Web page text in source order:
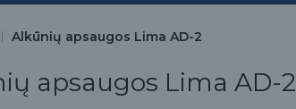
Alkūnių apsaugos Lima AD-2
apsaugos Lima AD-2